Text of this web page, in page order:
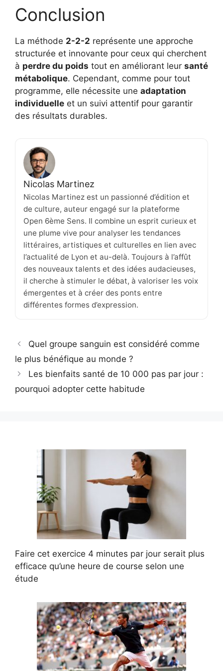
Conclusion
La méthode 2-2-2 représente une approche
structurée et innovante pour ceux qui cherchent
à perdre du poids tout en améliorant leur santé
métabolique. Cependant, comme pour tout
programme, elle nécessite une adaptation
individuelle et un suivi attentif pour garantir
des résultats durables.
Nicolas Martinez
Nicolas Martinez est un passionné d’édition et
de culture, auteur engagé sur la plateforme
Open 6ème Sens. Il combine un esprit curieux et
une plume vive pour analyser les tendances
littéraires, artistiques et culturelles en lien avec
l’actualité de Lyon et au-delà. Toujours à l’affût
des nouveaux talents et des idées audacieuses,
il cherche à stimuler le débat, à valoriser les voix
émergentes et à créer des ponts entre
différentes formes d’expression.
Quel groupe sanguin est considéré comme
le plus bénéfique au monde ?
Les bienfaits santé de 10 000 pas par jour :
pourquoi adopter cette habitude
Faire cet exercice 4 minutes par jour serait plus
efficace qu’une heure de course selon une
étude